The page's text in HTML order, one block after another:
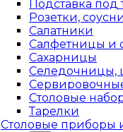
Подставка под
Розетки,
Салатники
Салфетницы и
Сахарницы
Селедочницы,
Столовые
Тарелки
Столовые приборы